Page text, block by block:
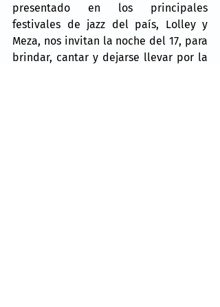
presentado en los principales
festivales de jazz del país, Lolley y
Meza, nos invitan la noche del 17, para
brindar, cantar y dejarse llevar por la